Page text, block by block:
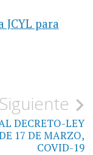
JCYL para
Siguiente
DECRETO-LEY
17 DE MARZO,
COVID-19